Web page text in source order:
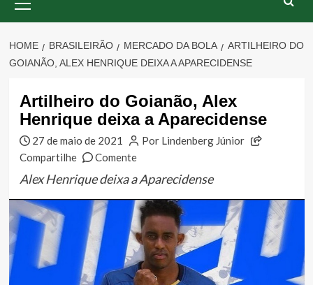
Menu
HOME BRASILEIRÃO MERCADO DA BOLA
ARTILHEIRO DO
GOIANÃO, ALEX HENRIQUE DEIXA A APARECIDENSE
Artilheiro do Goianão, Alex
Henrique deixa a Aparecidense
27 de maio de 2021
Por Lindenberg Júnior
Compartilhe
Comente
Alex Henrique deixa a Aparecidense